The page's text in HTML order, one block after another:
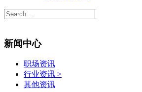
新闻中心
职场资讯
行业资讯 >
其他资讯